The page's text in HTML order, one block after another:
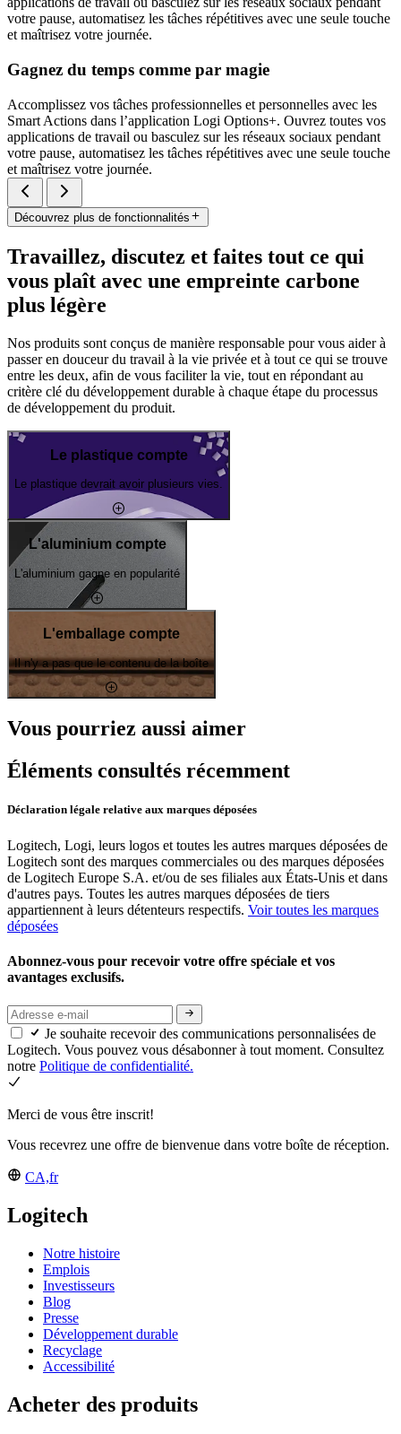
votre pause, automatisez les tâches répétitives avec une seule touche
et maîtrisez votre journée.
Gagnez du temps comme par magie
Accomplissez vos tâches professionnelles et personnelles avec les
Smart Actions dans l’application Logi Options+. Ouvrez toutes vos
applications de travail ou basculez sur les réseaux sociaux pendant
votre pause, automatisez les tâches répétitives avec une seule touche
et maîtrisez votre journée.
Découvrez plus de fonctionnalités
Travaillez, discutez et faites tout ce qui
vous plaît avec une empreinte carbone
plus légère
Nos produits sont conçus de manière responsable pour vous aider à
passer en douceur du travail à la vie privée et à tout ce qui se trouve
entre les deux, afin de vous faciliter la vie, tout en répondant au
critère clé du développement durable à chaque étape du processus
de développement du produit.
Le plastique compte
Le plastique devrait avoir plusieurs vies.
L'aluminium compte
L'aluminium gagne en popularité
L'emballage compte
Il n'y a pas que le contenu de la boîte
Vous pourriez aussi aimer
Éléments consultés récemment
Déclaration légale relative aux marques déposées
Logitech, Logi, leurs logos et toutes les autres marques déposées de
Logitech sont des marques commerciales ou des marques déposées
de Logitech Europe S.A. et/ou de ses filiales aux États-Unis et dans
d'autres pays. Toutes les autres marques déposées de tiers
appartiennent à leurs détenteurs respectifs. Voir toutes les marques
déposées
Abonnez-vous pour recevoir votre offre spéciale et vos
avantages exclusifs.
Je souhaite recevoir des communications personnalisées de
Logitech. Vous pouvez vous désabonner à tout moment. Consultez
notre Politique de confidentialité.
Merci de vous être inscrit!
Vous recevrez une offre de bienvenue dans votre boîte de réception.
CA,fr
Logitech
Notre histoire
Emplois
Investisseurs
Blog
Presse
Développement durable
Recyclage
Accessibilité
Acheter des produits